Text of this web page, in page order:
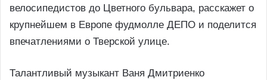
велосипедистов до Цветного бульвара, расскажет о
крупнейшем в Европе фудмолле ДЕПО и поделится
впечатлениями о Тверской улице.
Талантливый музыкант Ваня Дмитриенко